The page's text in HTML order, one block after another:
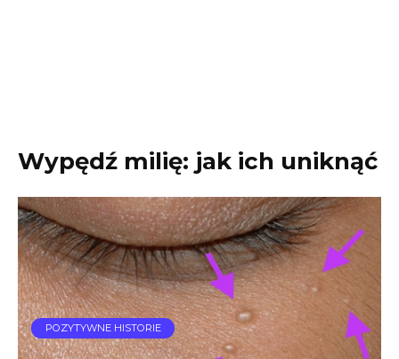
Wypędź milię: jak ich uniknąć
POZYTYWNE HISTORIE